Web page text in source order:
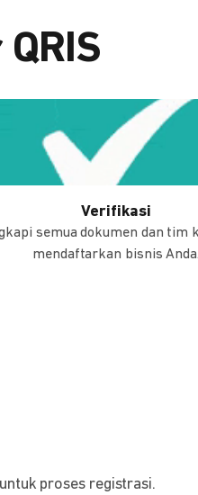
Verifikasi
semua dokumen dan tim
mendaftarkan bisnis Anda.
proses registrasi.